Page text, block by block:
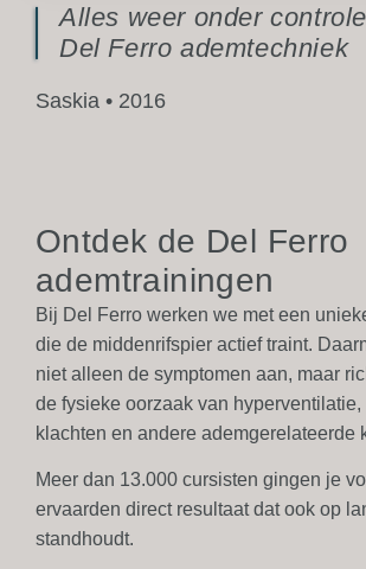
Alles weer onder
Del Ferro ademtechniek
Saskia • 2016
Ontdek de Del Ferro
ademtrainingen
Bij Del Ferro werken we met een
die de middenrifspier actief traint.
niet alleen de symptomen aan, maar
de fysieke oorzaak van hyperventilatie,
klachten en andere ademgerelateerde
Meer dan 13.000 cursisten gingen je
ervaarden direct resultaat dat ook op
standhoudt.